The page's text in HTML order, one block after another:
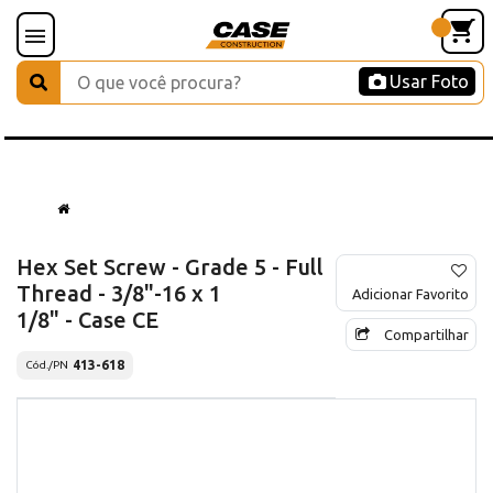
Usar Foto
Hex Set Screw - Grade 5 - Full
Thread - 3/8"-16 x 1
1/8" - Case CE
Cód./PN 413-618
Adicionar Favorito
Compartilhar